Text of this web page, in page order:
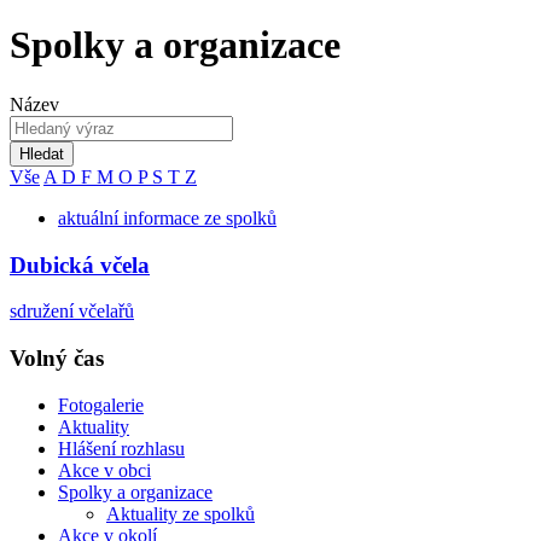
Spolky a organizace
Název
Hledat
Vše A D F M O P S T Z
aktuální informace ze spolků
Dubická včela
sdružení včelařů
Volný čas
Fotogalerie
Aktuality
Hlášení rozhlasu
Akce v obci
Spolky a organizace
Aktuality ze spolků
Akce v okolí